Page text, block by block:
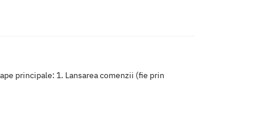
principale: 1. Lansarea comenzii (fie prin